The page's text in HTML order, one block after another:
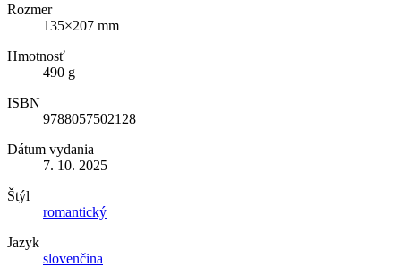
Rozmer
135×207 mm
Hmotnosť
490 g
ISBN
9788057502128
Dátum vydania
7. 10. 2025
Štýl
romantický
Jazyk
slovenčina